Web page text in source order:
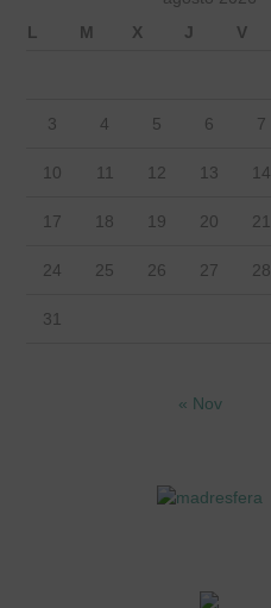
L
M X J V
3 4 5 6 7
10 11 12 13 14
17 18 19 20 21
24 25 26 27 28
31
« Nov